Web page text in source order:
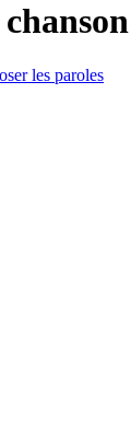
les paroles